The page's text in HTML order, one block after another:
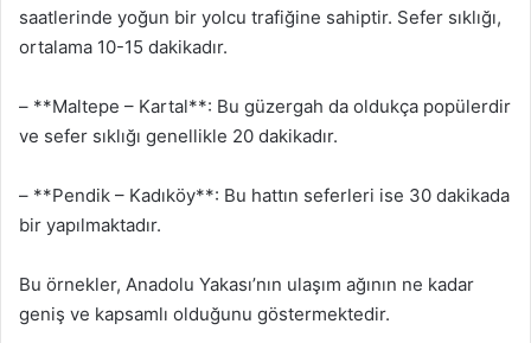
saatlerinde yoğun bir yolcu trafiğine sahiptir. Sefer sıklığı,
ortalama 10-15 dakikadır.
– **Maltepe – Kartal**: Bu güzergah da oldukça popülerdir
ve sefer sıklığı genellikle 20 dakikadır.
– **Pendik – Kadıköy**: Bu hattın seferleri ise 30 dakikada
bir yapılmaktadır.
Bu örnekler, Anadolu Yakası’nın ulaşım ağının ne kadar
geniş ve kapsamlı olduğunu göstermektedir.